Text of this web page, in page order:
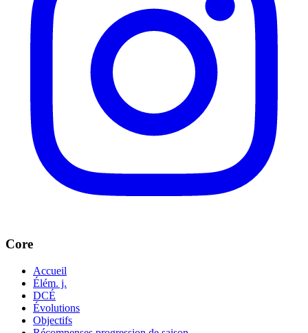
Core
Accueil
Élém. j.
DCÉ
Évolutions
Objectifs